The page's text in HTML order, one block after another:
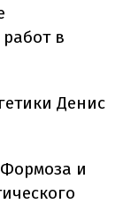
в
Денис
и